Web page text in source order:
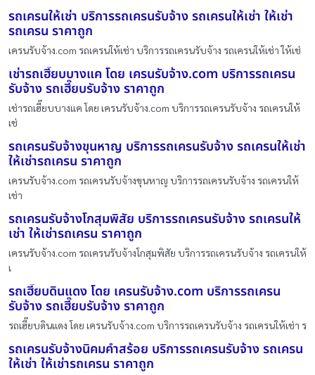
รถเครนให้เช่า บริการรถเครนรับจ้าง รถเครนให้เช่า ให้เช่า
รถเครน ราคาถูก
เครนรับจ้าง.com รถเครนให้เช่า บริการรถเครนรับจ้าง รถเครนให้เช่า ให้เช่
เช่ารถเฮี๊ยบบางแค โดย เครนรับจ้าง.com บริการรถเครน
รับจ้าง รถเฮี๊ยบรับจ้าง ราคาถูก
เช่ารถเฮี๊ยบบางแค โดย เครนรับจ้าง.com บริการรถเครนรับจ้าง รถเครนให้
เช่
รถเครนรับจ้างขุนหาญ บริการรถเครนรับจ้าง รถเครนให้เช่า
ให้เช่ารถเครน ราคาถูก
เครนรับจ้าง.com รถเครนรับจ้างขุนหาญ บริการรถเครนรับจ้าง รถเครนให้
เช่า
รถเครนรับจ้างโกสุมพิสัย บริการรถเครนรับจ้าง รถเครนให้
เช่า ให้เช่ารถเครน ราคาถูก
เครนรับจ้าง.com รถเครนรับจ้างโกสุมพิสัย บริการรถเครนรับจ้าง รถเครนให้
เ
รถเฮี๊ยบดินแดง โดย เครนรับจ้าง.com บริการรถเครน
รับจ้าง รถเฮี๊ยบรับจ้าง ราคาถูก
รถเฮี๊ยบดินแดง โดย เครนรับจ้าง.com บริการรถเครนรับจ้าง รถเครนให้เช่า ร
รถเครนรับจ้างนิคมคำสร้อย บริการรถเครนรับจ้าง รถเครน
ให้เช่า ให้เช่ารถเครน ราคาถูก